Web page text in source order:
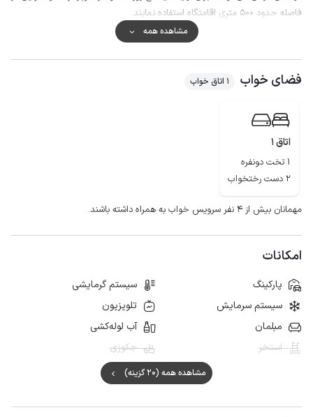
فاصله حدود 500 متری اقامتگاه استفاده نمایند.
کیفیت پوشش شبکه تلفن همراه برای دو اپراتور ایرانسل و همراه اول در مکالمه
نسبتا خوب و پوشش اینترنت به صورت 3g است.
مشاهده همه
فضای خواب 1 اتاق خواب
اتاق 1
1 تخت دونفره
2 دست رختخواب
مهمانان بیش از ۴ نفر سرویس خواب به همراه داشته باشند.
امکانات
پارکینگ
سیستم گرمایشی
سیستم سرمایش
تلویزیون
مبلمان
آب لوله‌کشی
استخر
جکوزی
مشاهده همه (20 گزینه)